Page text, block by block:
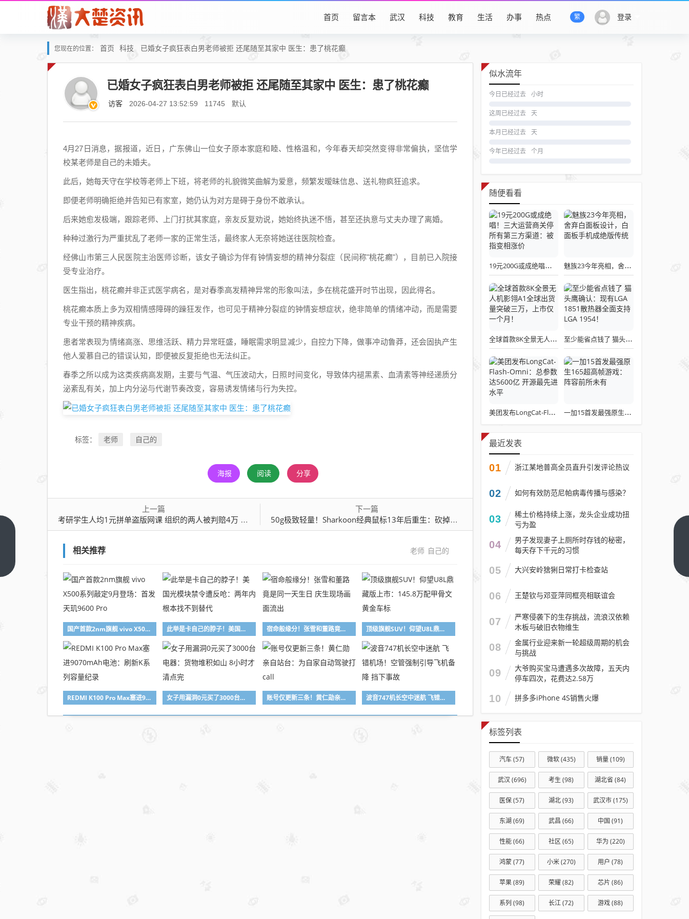
登录
繁
首页 留言本 武汉 科技 教育 生活 办事 热点
您现在的位置： 首页 科技 已婚女子疯狂表白男老师被拒 还尾随至其家中 医生：患了桃花癫
已婚女子疯狂表白男老师被拒 还尾随至其家中 医生：患了桃花癫
访客 2026-04-27 13:52:59 11745 默认
4月27日消息，据报道，近日，广东佛山一位女子原本家庭和睦、性格温和，今年春天却突然变得非常偏执，坚信学
校某老师是自己的未婚夫。
此后，她每天守在学校等老师上下班，将老师的礼貌微笑曲解为爱意，频繁发暧昧信息、送礼物疯狂追求。
即便老师明确拒绝并告知已有家室，她仍认为对方是碍于身份不敢承认。
后来她愈发极端，跟踪老师、上门打扰其家庭，亲友反复劝说，她始终执迷不悟，甚至还执意与丈夫办理了离婚。
种种过激行为严重扰乱了老师一家的正常生活，最终家人无奈将她送往医院检查。
经佛山市第三人民医院主治医师诊断，该女子确诊为伴有钟情妄想的精神分裂症（民间称"桃花癫"），目前已入院接
受专业治疗。
医生指出，桃花癫并非正式医学病名，是对春季高发精神异常的形象叫法，多在桃花盛开时节出现，因此得名。
桃花癫本质上多为双相情感障碍的躁狂发作，也可见于精神分裂症的钟情妄想症状，绝非简单的情绪冲动，而是需要
专业干预的精神疾病。
患者常表现为情绪高涨、思维活跃、精力异常旺盛，睡眠需求明显减少，自控力下降，做事冲动鲁莽，还会固执产生
他人爱慕自己的错误认知，即便被反复拒绝也无法纠正。
春季之所以成为这类疾病高发期，主要与气温、气压波动大，日照时间变化，导致体内褪黑素、血清素等神经递质分
泌紊乱有关，加上内分泌与代谢节奏改变，容易诱发情绪与行为失控。
标签： 老师 自己的
海报 阅读 分享
上一篇
考研学生人均1元拼单盗版网课 组织的两人被判赔4万 法院：不盈利也侵权
下一篇
50g极致轻量！Sharkoon经典鼠标13年后重生：砍掉驱动、只留硬核
相关推荐 老师 自己的
国产首款2nm旗舰 vivo X500系列敲定9月登场：首发天玑9600 Pro 此举是卡自己的脖子！美国光模块禁令遭反呛：两年内根本找不到替代 宿命般缘分！张雪和董路竟是同一天生日 庆生现场画面流出 顶级旗舰SUV！仰望U8L鼎藏版上市：145.8万配甲骨文黄金车标
REDMI K100 Pro Max塞进9070mAh电池：刷新K系列容量纪录 女子用漏洞0元买了3000台电器：货物堆积如山 8小时才清点完 账号仅更新三条！黄仁勋亲自站台：为自家自动驾驶打call 波音747机长空中迷航 飞错机场！空管强制引导飞机备降 挡下事故
似水流年
今日已经过去 小时
这周已经过去 天
本月已经过去 天
今年已经过去 个月
随便看看
19元200G或成绝唱！三大运营商关停所有第三方渠道：被指变相涨价 魅族23今年亮相，舍弃白面板设计，白面板手机成绝版传统
全球首款8K全景无人机影翎A1全球出货量突破三万，上市仅一个月！ 至少能省点钱了 猫头鹰确认：现有LGA 1851散热器全面支持LGA 1954！
美团发布LongCat-Flash-Omni：总参数达5600亿 开源最先进水平 一加15首发最强原生165超高帧游戏：阵容前所未有
最近发表
01 浙江某地普高全员直升引发评论热议
02 如何有效防范尼帕病毒传播与感染？
03
稀土价格持续上涨，龙头企业成功扭
亏为盈
04
男子发现妻子上厕所时存钱的秘密，
每天存下千元的习惯
05 大兴安岭猞猁日常打卡检查站
06 王楚钦与邓亚萍同框亮相联谊会
07
严寒侵袭下的生存挑战，流浪汉依赖
木板与破旧衣物维生
08
金属行业迎来新一轮超级周期的机会
与挑战
09
大爷购买宝马遭遇多次故障，五天内
停车四次，花费达2.58万
10 拼多多iPhone 4S销售火爆
标签列表
汽车(57) 微软(435) 销量(109)
武汉 (696) 考生 (98) 湖北省 (84)
医保(57) 湖北(93) 武汉市(175)
东湖 (69) 武昌 (66) 中国 (91)
性能(66) 社区 (65) 华为 (220)
鸿蒙(77) 小米(270) 用户 (78)
苹果(89) 荣耀(82) 芯片 (86)
系列 (98) 长江(72) 游戏(88)